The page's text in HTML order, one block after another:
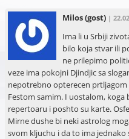
Milos(gost) |
Ima li u Srbiji
bilo koja stvar ili
ne prilepimo
veze ima pokojni Djindjic sa
nepotrebno opterecen prtljagom
Festom samim. I uostalom, koga
repertoaru i poshto su karte.
Mirne dushe bi neki astrolog
svom kljuchu i da to ima